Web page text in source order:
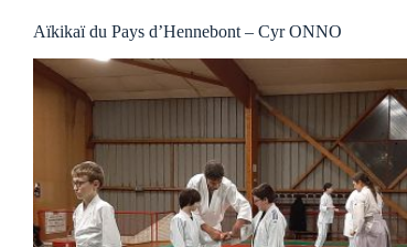
Aïkikaï du Pays d’Hennebont – Cyr ONNO